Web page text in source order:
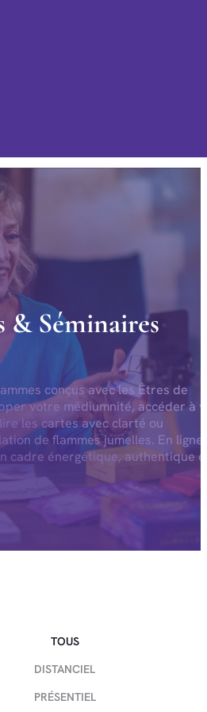
& Séminaires
conçus avec les Êtres de
votre médiumnité, accéder à
les cartes avec clarté ou
de flammes jumelles. En ligne
cadre énergétique, authentique
TOUS
DISTANCIEL
PRÉSENTIEL